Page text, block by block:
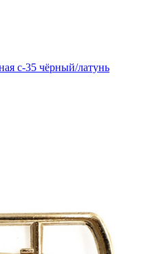
с-35 чёрный/латунь